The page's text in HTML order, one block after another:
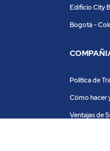
Edificio City
Bogotá -
Política de
Cómo hacer
Ventajas de